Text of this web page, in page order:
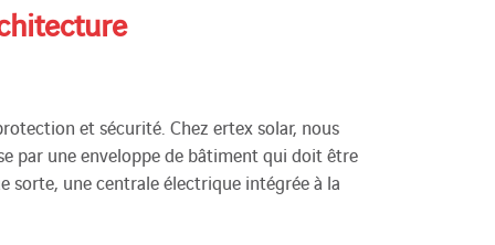
et sécurité. Chez ertex solar, nous
par une enveloppe de bâtiment qui doit être
sorte, une centrale électrique intégrée à la